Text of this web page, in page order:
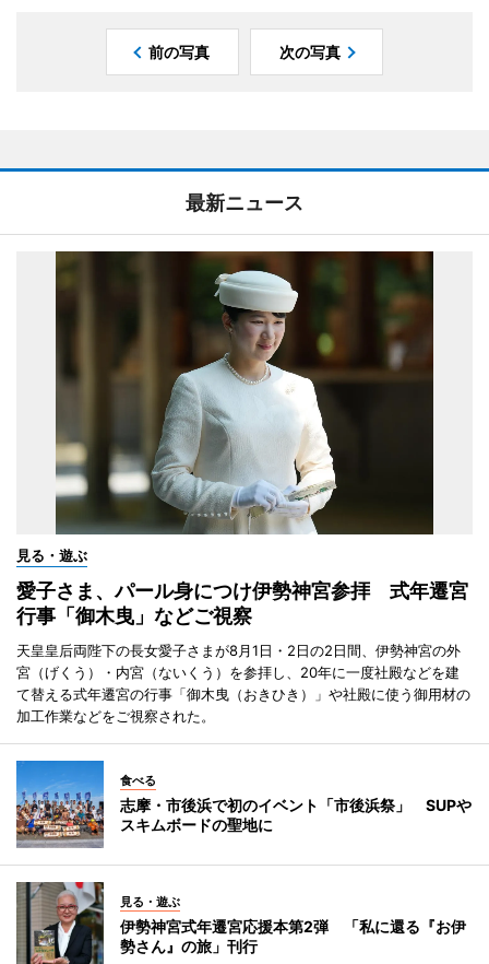
前の写真 次の写真
最新ニュース
見る・遊ぶ
愛子さま、パール身につけ伊勢神宮参拝 式年遷宮
行事「御木曳」などご視察
天皇皇后両陛下の長女愛子さまが8月1日・2日の2日間、伊勢神宮の外
宮（げくう）・内宮（ないくう）を参拝し、20年に一度社殿などを建
て替える式年遷宮の行事「御木曳（おきひき）」や社殿に使う御用材の
加工作業などをご視察された。
食べる
志摩・市後浜で初のイベント「市後浜祭」 SUPや
スキムボードの聖地に
見る・遊ぶ
伊勢神宮式年遷宮応援本第2弾 「私に還る『お伊
勢さん』の旅」刊行